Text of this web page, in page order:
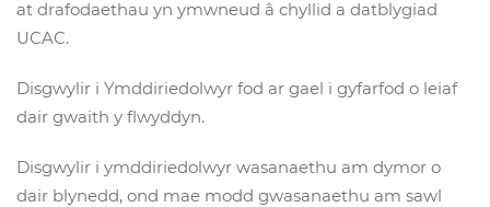
at drafodaethau yn ymwneud â chyllid a datblygiad
UCAC.
Disgwylir i Ymddiriedolwyr fod ar gael i gyfarfod o leiaf
dair gwaith y flwyddyn.
Disgwylir i ymddiriedolwyr wasanaethu am dymor o
dair blynedd, ond mae modd gwasanaethu am sawl